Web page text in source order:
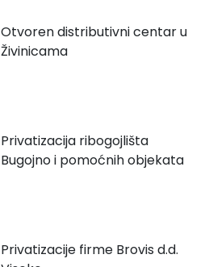
Otvoren distributivni centar u
Živinicama
Privatizacija ribogojlišta
Bugojno i pomoćnih objekata
Privatizacije firme Brovis d.d.